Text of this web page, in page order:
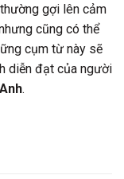
gợi lên cảm
cũng có thể
cụm từ này sẽ
diễn đạt của người
.